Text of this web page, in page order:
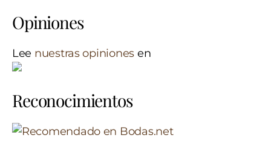
Opiniones
Lee nuestras opiniones en
Reconocimientos